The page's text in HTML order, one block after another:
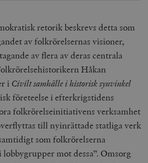
retorik beskrevs detta som
av folkrörelsernas visioner,
av flera av deras centrala
Håkan
i Civilt samhälle i historisk synvinkel
företeelse i efterkrigstidens
folkrörelseinitiativens verksamhet
till nyinrättade statliga verk
som folkrörelserna
mot dessa”. Omsorg